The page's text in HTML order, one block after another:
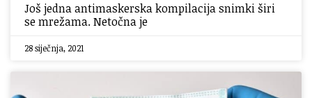
Još jedna antimaskerska kompilacija snimki širi
se mrežama. Netočna je
28 siječnja, 2021